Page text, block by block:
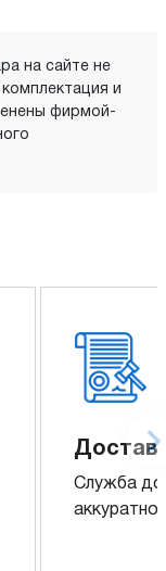
на сайте не
и
фирмой-
Служба
аккуратно